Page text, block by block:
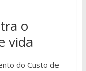
o
vida
do Custo de